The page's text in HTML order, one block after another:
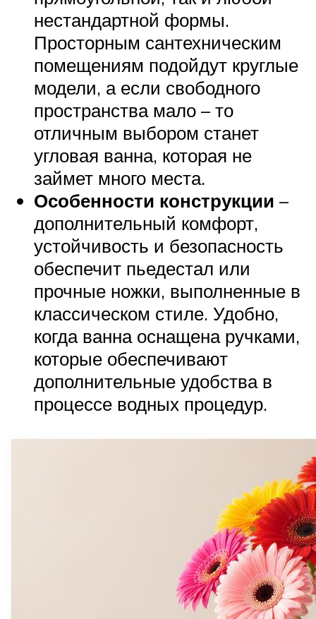
нестандартной формы.
Просторным сантехническим
помещениям подойдут круглые
модели, а если свободного
пространства мало – то
отличным выбором станет
угловая ванна, которая не
займет много места.
Особенности конструкции –
дополнительный комфорт,
устойчивость и безопасность
обеспечит пьедестал или
прочные ножки, выполненные в
классическом стиле. Удобно,
когда ванна оснащена ручками,
которые обеспечивают
дополнительные удобства в
процессе водных процедур.